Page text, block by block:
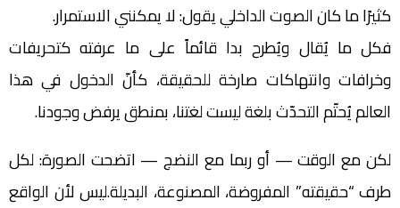
كثيرًا ما كان الصوت الداخلي يقول: لا يمكنني الاستمرار.
فكل ما يُقال ويُطرح بدا قائماً على ما عرفته كتحريفات
وخرافات وانتهاكات صارخة للحقيقة، كأنّ الدخول في هذا
العالم يُحتّم التحدّث بلغة ليست لغتنا، بمنطق يرفض وجودنا.
لكن مع الوقت — أو ربما مع النضج — اتضحت الصورة: لكل
طرف “حقيقته” المفروضة، المصنوعة، البديلة.ليس لأن الواقع